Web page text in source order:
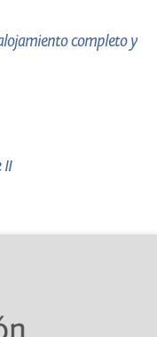
completo y
II